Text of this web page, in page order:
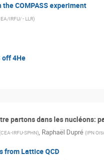
COMPASS experiment
IRFU/ - LLR)
off 4He
partons dans les nucléons:
CEA-IRFU-SPHN), Raphaël Dupré (IPN
from Lattice QCD